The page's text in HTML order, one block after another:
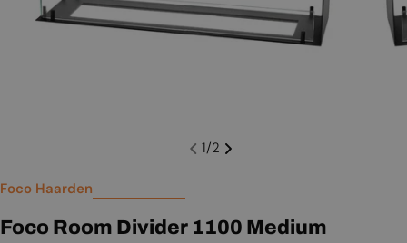
1/2
Foco Haarden
Foco Room Divider 1100 Medium